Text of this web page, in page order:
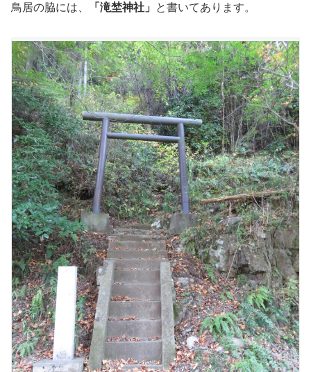
鳥居の脇には、
「滝埜神社」 と書いてあります。